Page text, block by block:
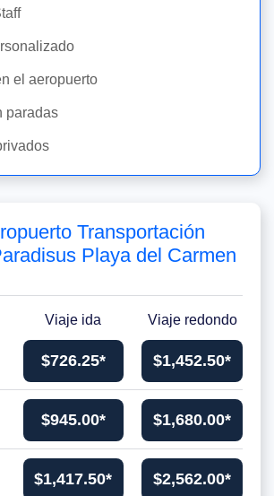
Transportación
Playa del Carmen
Viaje ida Viaje redondo
$726.25* $1,452.50*
$945.00* $1,680.00*
$1,417.50* $2,562.00*
el aeropuerto
paradas